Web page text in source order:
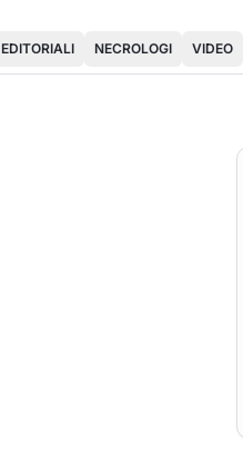
EDITORIALI NECROLOGI VIDEO